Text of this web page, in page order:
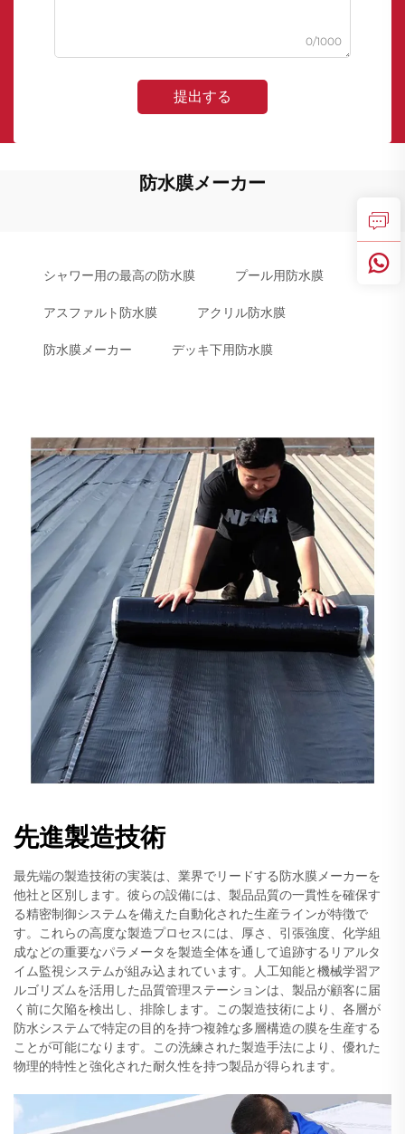
0/1000
提出する
防水膜メーカー
シャワー用の最高の防水膜 プール用防水膜
アスファルト防水膜 アクリル防水膜
防水膜メーカー デッキ下用防水膜
先進製造技術
最先端の製造技術の実装は、業界でリードする防水膜メーカーを
他社と区別します。彼らの設備には、製品品質の一貫性を確保す
る精密制御システムを備えた自動化された生産ラインが特徴で
す。これらの高度な製造プロセスには、厚さ、引張強度、化学組
成などの重要なパラメータを製造全体を通して追跡するリアルタ
イム監視システムが組み込まれています。人工知能と機械学習ア
ルゴリズムを活用した品質管理ステーションは、製品が顧客に届
く前に欠陥を検出し、排除します。この製造技術により、各層が
防水システムで特定の目的を持つ複雑な多層構造の膜を生産する
ことが可能になります。この洗練された製造手法により、優れた
物理的特性と強化された耐久性を持つ製品が得られます。